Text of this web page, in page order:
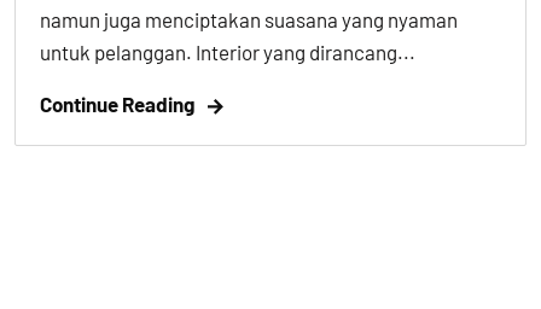
namun juga menciptakan suasana yang nyaman
untuk pelanggan. Interior yang dirancang...
Continue Reading